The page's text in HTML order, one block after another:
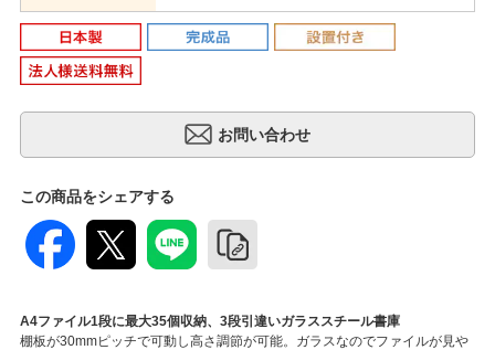
この商品をシェアする
A4ファイル1段に最大35個収納、3段引違いガラススチール書庫
棚板が30mmピッチで可動し高さ調節が可能。ガラスなのでファイルが見や